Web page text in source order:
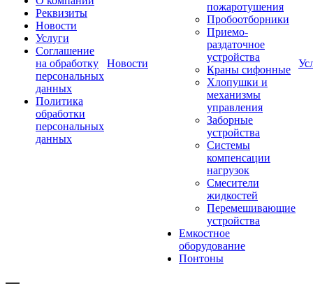
Реквизиты
Новости
Услуги
Соглашение
на обработку
персональных
данных
Политика
обработки
персональных
данных
Новости
пожаротушения
Пробоотборники
Приемо-
раздаточное
устройства
Краны сифонные
Хлопушки и
механизмы
управления
Заборные
устройства
Системы
компенсации
нагрузок
Смесители
жидкостей
Перемешивающие
устройства
Емкостное
оборудование
Понтоны